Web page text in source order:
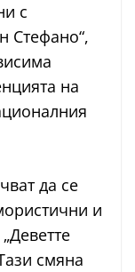
с
Стефано“,
на
да се
и
смяна